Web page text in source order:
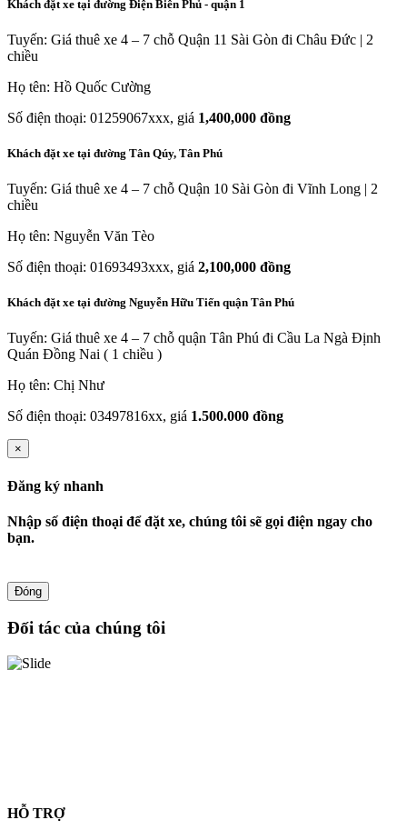
Khách đặt xe tại đường Điện Biên Phủ - quận 1
Tuyến: Giá thuê xe 4 – 7 chỗ Quận 11 Sài Gòn đi Châu Đức | 2
chiều
Họ tên: Hồ Quốc Cường
Số điện thoại: 01259067xxx, giá 1,400,000 đồng
Khách đặt xe tại đường Tân Qúy, Tân Phú
Tuyến: Giá thuê xe 4 – 7 chỗ Quận 10 Sài Gòn đi Vĩnh Long | 2
chiều
Họ tên: Nguyễn Văn Tèo
Số điện thoại: 01693493xxx, giá 2,100,000 đồng
Khách đặt xe tại đường Nguyễn Hữu Tiến quận Tân Phú
Tuyến: Giá thuê xe 4 – 7 chỗ quận Tân Phú đi Cầu La Ngà Định
Quán Đồng Nai ( 1 chiều )
Họ tên: Chị Như
Số điện thoại: 03497816xx, giá 1.500.000 đồng
×
Đăng ký nhanh
Nhập số điện thoại để đặt xe, chúng tôi sẽ gọi điện ngay cho
bạn.
Đóng
Đối tác của chúng tôi
HỖ TRỢ